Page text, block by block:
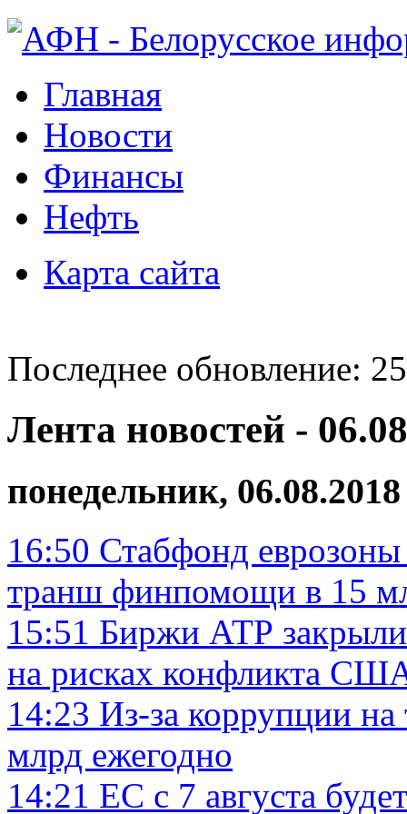
Главная
Новости
Финансы
Нефть
Карта сайта
Последнее обновление:
Лента новостей -
понедельник, 06.08.2018
16:50 Стабфонд
транш финпомощи в 15
15:51 Биржи АТР
на рисках конфликта
14:23 Из-за коррупции
млрд ежегодно
14:21 ЕС с 7 августа